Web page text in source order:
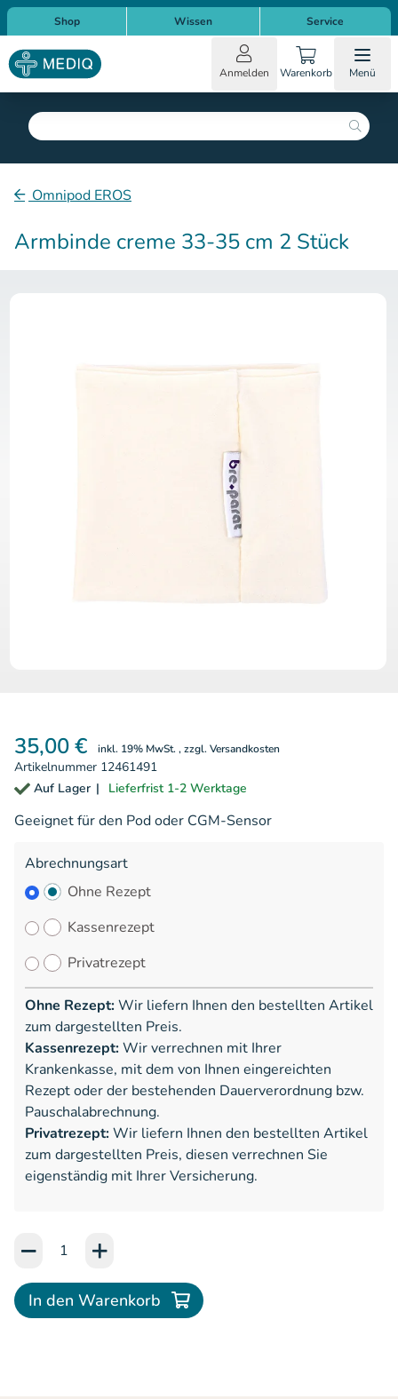
Direkt zum Inhalt
Direkt zur Hauptnavigation
Shop Wissen Service
Anmelden Warenkorb Menü
Suche
Omnipod EROS
Armbinde creme 33-35 cm 2 Stück
35,00 € inkl. 19% MwSt. ,zzgl. Versandkosten
Artikelnummer 12461491
Auf Lager
Lieferfrist 1-2 Werktage
Geeignet für den Pod oder CGM-Sensor
Abrechnungsart
Ohne Rezept
Kassenrezept
Privatrezept
Ohne Rezept:Wir liefern Ihnen den bestellten Artikel
zum dargestellten Preis.
Kassenrezept:Wir verrechnen mit Ihrer
Krankenkasse, mit dem von Ihnen eingereichten
Rezept oder der bestehenden Dauerverordnung bzw.
Pauschalabrechnung.
Privatrezept:Wir liefern Ihnen den bestellten Artikel
zum dargestellten Preis, diesen verrechnen Sie
eigenständig mit Ihrer Versicherung.
Add to Cart or Wish List
In den Warenkorb